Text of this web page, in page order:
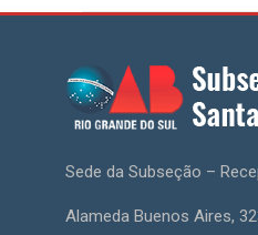
Sede da Subseção –
Alameda Buenos Aires,